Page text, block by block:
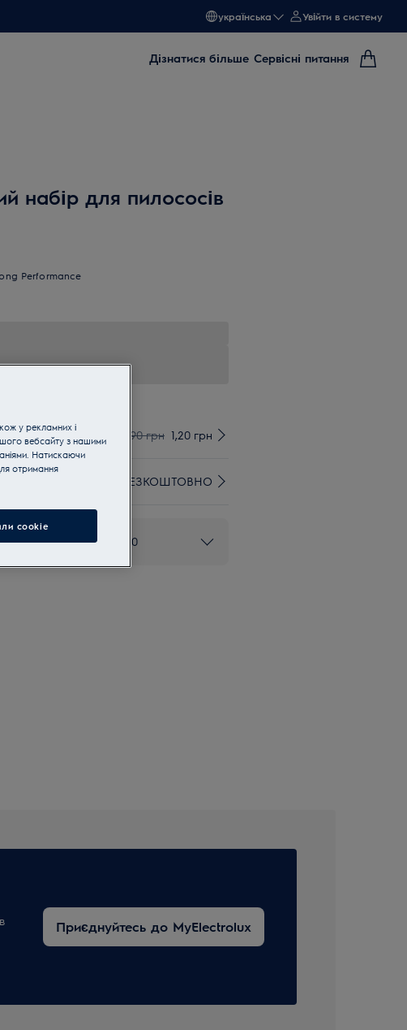
українська Увійти в систему
Дізнатися більше Сервісні питання
набір для пилососів
Performance
90 грн 1,20 грн
БЕЗКОШТОВНО
0 800 50 80 20
Приєднуйтесь до MyElectrolux
у рекламних і
вебсайту з нашими
Натискаючи
отримання
сookie